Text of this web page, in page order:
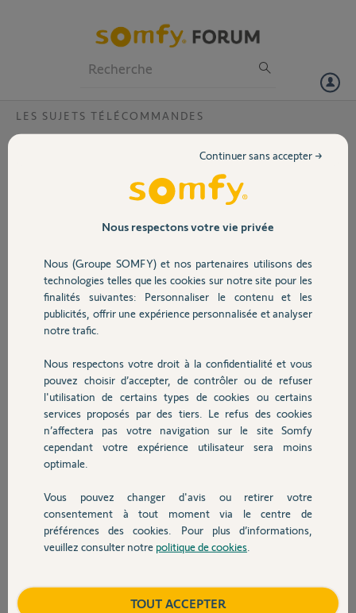
Volet
Sécurité
Domotique
Chauffage
Autres produits
Devis avec un pro
Contact
LES SUJETS TÉLÉCOMMANDES
comment faire pour synchroniser un volet roulant actionné par
télécommande IO avec un des 4 petits boutons d'une télécommande
Keygo RTS. Je précise que le gros bouton de cette Keygo RTS
actionne une porte de garage par enroulement (AxRoll).
Merci pour votre aide.
Michel F.
il y a plus de 10 ans
Participer au fil de discussion
Réponses
Bonjour
une télécommande RTS ne peut pas piloter un équipement IO
Anonyme il y a plus de 10 ans
Votre moteur Axroll est sous protocole RTS 433mhz.
Ce protocole radio remplace l'ancien RTR 433mhz.
Nous respectons votre vie privée
Nous (Groupe SOMFY) et nos partenaires utilisons des
technologies telles que les cookies sur notre site pour les
finalités suivantes: Personnaliser le contenu et les
publicités, offrir une expérience personnalisée et analyser
notre trafic.
Nous respectons votre droit à la confidentialité et vous
pouvez choisir d’accepter, de contrôler ou de refuser
l'utilisation de certains types de cookies ou certains
services proposés par des tiers. Le refus des cookies
n’affectera pas votre navigation sur le site Somfy
cependant votre expérience utilisateur sera moins
optimale.
Vous pouvez changer d'avis ou retirer votre
consentement à tout moment via le centre de
préférences des cookies. Pour plus d’informations,
veuillez consulter notre politique de cookies
Continuer sans accepter →
TOUT ACCEPTER